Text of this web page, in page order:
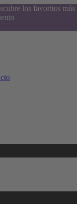
los favoritos